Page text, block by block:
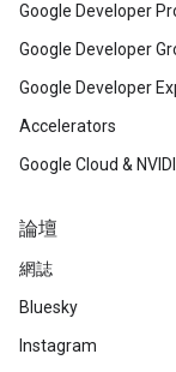
Google Developer
Google Developer
Google Developer
Accelerators
Google Cloud &
論壇
網誌
Bluesky
Instagram